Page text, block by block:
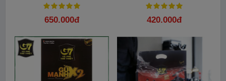
lượng 1Kg/ TÚI
650.000đ
Trung Nguyên Legend
420.000đ